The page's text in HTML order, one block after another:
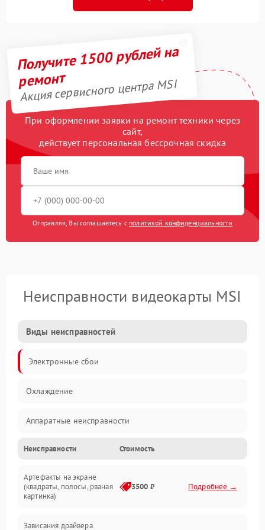
Получите 1500 рублей на
ремонт
Акция сервисного центра MSI
При оформлении заявки на ремонт техники через
сайт,
действует персональная бессрочная скидка
Отправляя, Вы соглашаетесь с политикой конфиденциальности
Неисправности видеокарты MSI
Виды неисправностей
Электронные сбои
Охлаждение
Аппаратные неисправности
Перегрев и термопроблемы
Видео
Неисправности Стоимость
Артефакты на экране
(квадраты, полосы, рваная
картинка)
3500 ₽ Подробнее →
Зависания драйвера